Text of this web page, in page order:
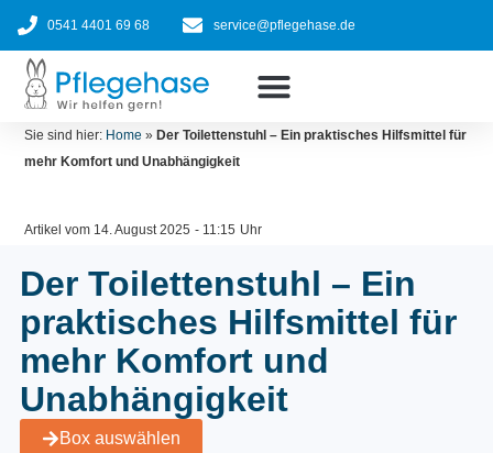
Zum
springen
0541 4401 69 68 service@pflegehase.de
Sie sind hier: Home »Der Toilettenstuhl – Ein praktisches Hilfsmittel für
mehr Komfort und Unabhängigkeit
Artikel vom 14. August 2025 - 11:15 Uhr
Der Toilettenstuhl – Ein
praktisches Hilfsmittel für
mehr Komfort und
Unabhängigkeit
Box auswählen